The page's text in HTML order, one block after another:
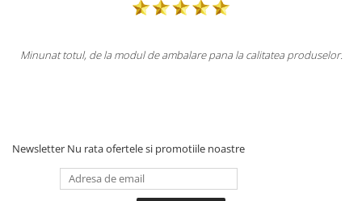
la calitatea produselor.
Totul la superlativ! Produsul, fix
Newsletter Nu rata ofertele si promotiile noastre